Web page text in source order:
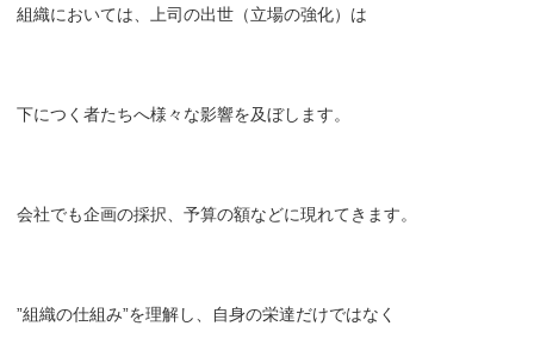
組織においては、上司の出世（立場の強化）は
下につく者たちへ様々な影響を及ぼします。
会社でも企画の採択、予算の額などに現れてきます。
”組織の仕組み”を理解し、自身の栄達だけではなく